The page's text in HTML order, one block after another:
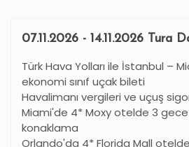
07.11.2026 - 14.11.2026 Tura
Türk Hava Yolları ile İstanbul –
ekonomi sınıf uçak bileti
Havalimanı vergileri ve uçuş
Miami'de 4* Moxy otelde 3
konaklama
Orlando'da 4* Florida Mall